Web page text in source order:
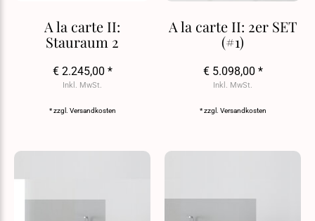
A la carte II:
Stauraum 2
€ 2.245,00 *
Inkl. MwSt.
* zzgl. Versandkosten
A la carte II: 2er SET
(#1)
€ 5.098,00 *
Inkl. MwSt.
* zzgl. Versandkosten